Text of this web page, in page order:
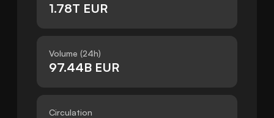
1.78T EUR
Volume (24h)
97.44B EUR
Circulation